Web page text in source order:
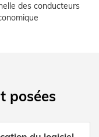
des conducteurs
posées